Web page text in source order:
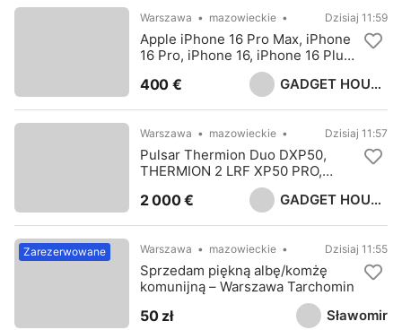
GADGET HOUSE LTD
Warszawa mazowieckie Dzisiaj 11:59
Apple iPhone 16 Pro Max, iPhone
16 Pro, iPhone 16, iPhone 16 Plus,
Samsung S25 Ultra, Sony PS5
Pro
400 €
GADGET HOUSE LTD
Warszawa mazowieckie Dzisiaj 11:57
Pulsar Thermion Duo DXP50,
THERMION 2 LRF XP50 PRO,
Thermion 2 XP50 , Pulsar TRAIL 2
LRF XP50
2 000 €
Sławomir
Zarezerwowane Warszawa mazowieckie Dzisiaj 11:55
Sprzedam piękną albę/komżę
komunijną – Warszawa Tarchomin
50 zł